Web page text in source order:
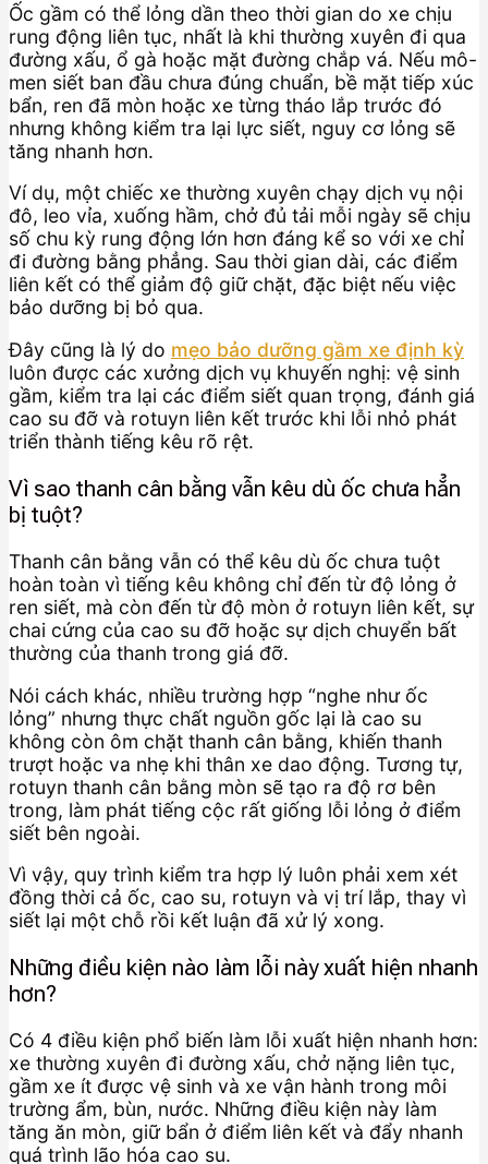
Ốc gầm có thể lỏng dần theo thời gian do xe chịu
rung động liên tục, nhất là khi thường xuyên đi qua
đường xấu, ổ gà hoặc mặt đường chắp vá. Nếu mô-
men siết ban đầu chưa đúng chuẩn, bề mặt tiếp xúc
bẩn, ren đã mòn hoặc xe từng tháo lắp trước đó
nhưng không kiểm tra lại lực siết, nguy cơ lỏng sẽ
tăng nhanh hơn.
Ví dụ, một chiếc xe thường xuyên chạy dịch vụ nội
đô, leo vỉa, xuống hầm, chở đủ tải mỗi ngày sẽ chịu
số chu kỳ rung động lớn hơn đáng kể so với xe chỉ
đi đường bằng phẳng. Sau thời gian dài, các điểm
liên kết có thể giảm độ giữ chặt, đặc biệt nếu việc
bảo dưỡng bị bỏ qua.
Đây cũng là lý do mẹo bảo dưỡng gầm xe định kỳ
luôn được các xưởng dịch vụ khuyến nghị: vệ sinh
gầm, kiểm tra lại các điểm siết quan trọng, đánh giá
cao su đỡ và rotuyn liên kết trước khi lỗi nhỏ phát
triển thành tiếng kêu rõ rệt.
Vì sao thanh cân bằng vẫn kêu dù ốc chưa hẳn
bị tuột?
Thanh cân bằng vẫn có thể kêu dù ốc chưa tuột
hoàn toàn vì tiếng kêu không chỉ đến từ độ lỏng ở
ren siết, mà còn đến từ độ mòn ở rotuyn liên kết, sự
chai cứng của cao su đỡ hoặc sự dịch chuyển bất
thường của thanh trong giá đỡ.
Nói cách khác, nhiều trường hợp “nghe như ốc
lỏng” nhưng thực chất nguồn gốc lại là cao su
không còn ôm chặt thanh cân bằng, khiến thanh
trượt hoặc va nhẹ khi thân xe dao động. Tương tự,
rotuyn thanh cân bằng mòn sẽ tạo ra độ rơ bên
trong, làm phát tiếng cộc rất giống lỗi lỏng ở điểm
siết bên ngoài.
Vì vậy, quy trình kiểm tra hợp lý luôn phải xem xét
đồng thời cả ốc, cao su, rotuyn và vị trí lắp, thay vì
siết lại một chỗ rồi kết luận đã xử lý xong.
Những điều kiện nào làm lỗi này xuất hiện nhanh
hơn?
Có 4 điều kiện phổ biến làm lỗi xuất hiện nhanh hơn:
xe thường xuyên đi đường xấu, chở nặng liên tục,
gầm xe ít được vệ sinh và xe vận hành trong môi
trường ẩm, bùn, nước. Những điều kiện này làm
tăng ăn mòn, giữ bẩn ở điểm liên kết và đẩy nhanh
quá trình lão hóa cao su.